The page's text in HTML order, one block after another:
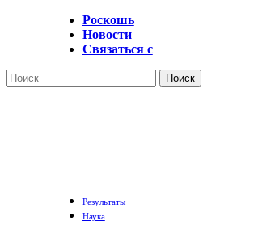
Роскошь
Новости
Связаться с
Поиск
МенюРезультаты
Наука